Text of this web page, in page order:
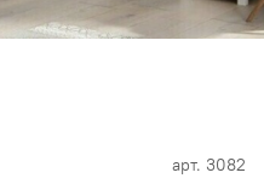
арт. 3082